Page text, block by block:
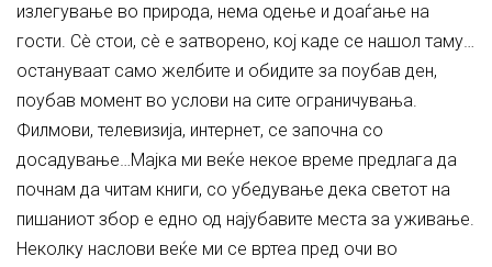
излегување во природа, нема одење и доаѓање на
гости. Сè стои, сè е затворено, кој каде се нашол таму…
остануваат само желбите и обидите за поубав ден,
поубав момент во услови на сите ограничувања.
Филмови, телевизија, интернет, се започна со
досадување…Мајка ми веќе некое време предлага да
почнам да читам книги, со убедување дека светот на
пишаниот збор е едно од најубавите места за уживање.
Неколку наслови веќе ми се вртеа пред очи во